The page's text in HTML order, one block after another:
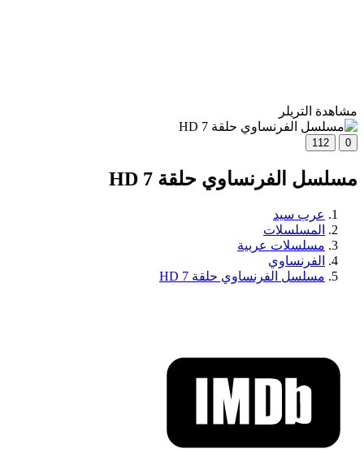
مشاهدة التريلر
0
112
مسلسل الفرنساوي حلقة 7 HD
عرب سيد
المسلسلات
مسلسلات عربية
الفرنساوي
مسلسل الفرنساوي حلقة 7 HD